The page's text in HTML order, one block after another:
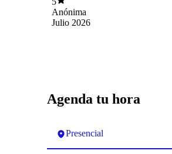
Anónima
Julio 2026
Agenda tu hora
Presencial